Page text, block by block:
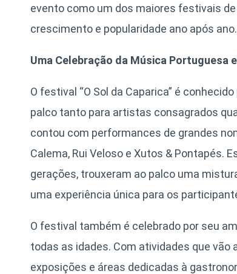
evento como um dos maiores festivais
crescimento e popularidade ano após ano.
Uma Celebração da Música Portuguesa
O festival “O Sol da Caparica” é
palco tanto para artistas consagrados
contou com performances de grandes
Calema, Rui Veloso e Xutos & Pontapés.
gerações, trouxeram ao palco uma
uma experiência única para os
O festival também é celebrado por seu
todas as idades. Com atividades que
exposições e áreas dedicadas à